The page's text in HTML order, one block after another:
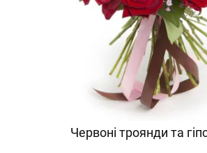
Червоні троянди та